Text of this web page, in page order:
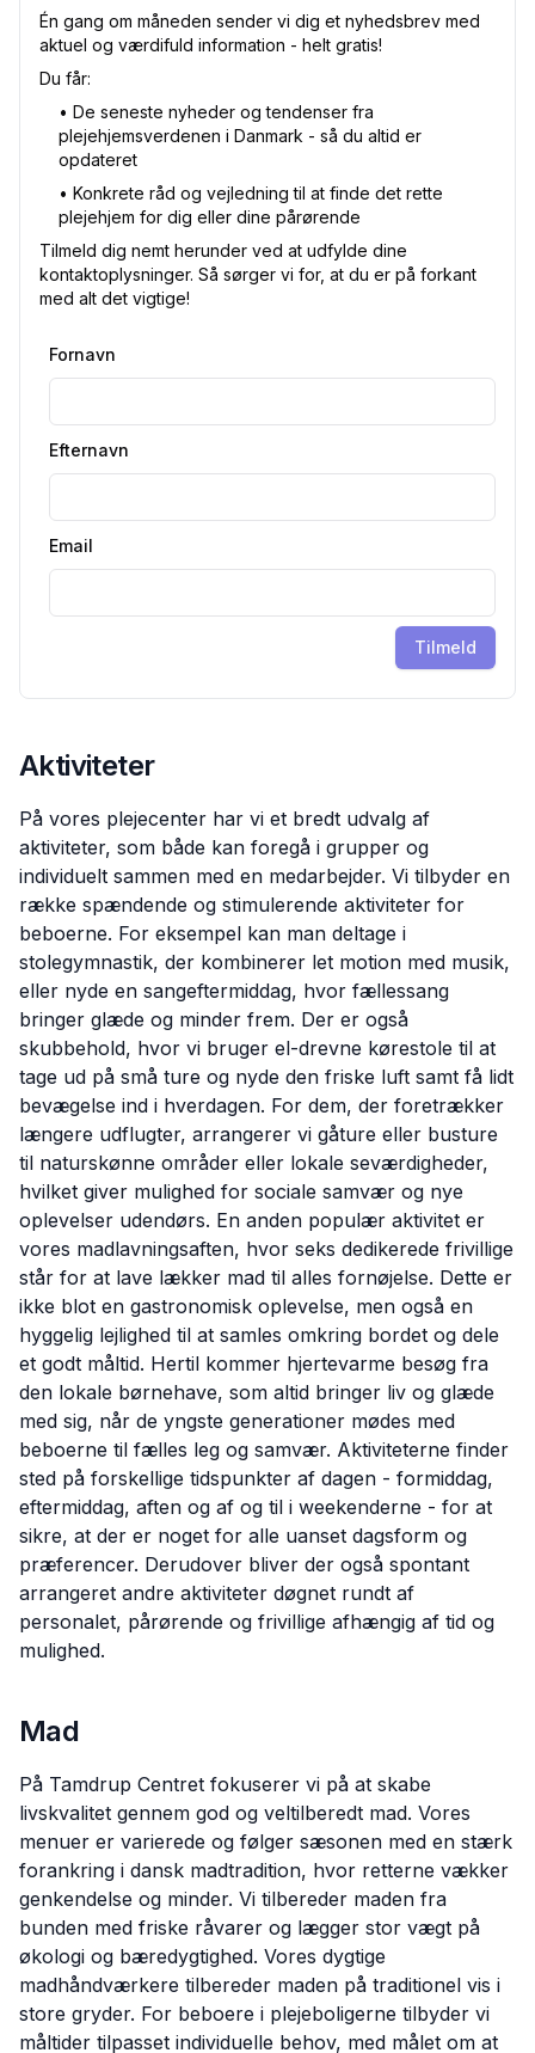
Én gang om måneden sender vi dig et nyhedsbrev med
aktuel og værdifuld information - helt gratis!
Du får:
•⁠ De seneste nyheder og tendenser fra
plejehjemsverdenen i Danmark - så du altid er
opdateret
•⁠ Konkrete råd og vejledning til at finde det rette
plejehjem for dig eller dine pårørende
Tilmeld dig nemt herunder ved at udfylde dine
kontaktoplysninger. Så sørger vi for, at du er på forkant
med alt det vigtige!
Fornavn
Efternavn
Email
Tilmeld
Aktiviteter
På vores plejecenter har vi et bredt udvalg af
aktiviteter, som både kan foregå i grupper og
individuelt sammen med en medarbejder. Vi tilbyder en
række spændende og stimulerende aktiviteter for
beboerne. For eksempel kan man deltage i
stolegymnastik, der kombinerer let motion med musik,
eller nyde en sangeftermiddag, hvor fællessang
bringer glæde og minder frem. Der er også
skubbehold, hvor vi bruger el-drevne kørestole til at
tage ud på små ture og nyde den friske luft samt få lidt
bevægelse ind i hverdagen. For dem, der foretrækker
længere udflugter, arrangerer vi gåture eller busture
til naturskønne områder eller lokale seværdigheder,
hvilket giver mulighed for sociale samvær og nye
oplevelser udendørs. En anden populær aktivitet er
vores madlavningsaften, hvor seks dedikerede frivillige
står for at lave lækker mad til alles fornøjelse. Dette er
ikke blot en gastronomisk oplevelse, men også en
hyggelig lejlighed til at samles omkring bordet og dele
et godt måltid. Hertil kommer hjertevarme besøg fra
den lokale børnehave, som altid bringer liv og glæde
med sig, når de yngste generationer mødes med
beboerne til fælles leg og samvær. Aktiviteterne finder
sted på forskellige tidspunkter af dagen - formiddag,
eftermiddag, aften og af og til i weekenderne - for at
sikre, at der er noget for alle uanset dagsform og
præferencer. Derudover bliver der også spontant
arrangeret andre aktiviteter døgnet rundt af
personalet, pårørende og frivillige afhængig af tid og
mulighed.
Mad
På Tamdrup Centret fokuserer vi på at skabe
livskvalitet gennem god og veltilberedt mad. Vores
menuer er varierede og følger sæsonen med en stærk
forankring i dansk madtradition, hvor retterne vækker
genkendelse og minder. Vi tilbereder maden fra
bunden med friske råvarer og lægger stor vægt på
økologi og bæredygtighed. Vores dygtige
madhåndværkere tilbereder maden på traditionel vis i
store gryder. For beboere i plejeboligerne tilbyder vi
måltider tilpasset individuelle behov, med målet om at